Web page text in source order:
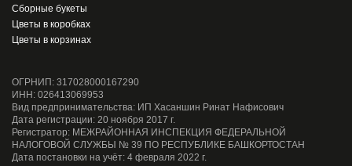
Сборные букеты
Цветы в коробках
Цветы в корзинах
ОГРНИП: 317028000167290
ИНН: 026413069953
Вид предпринимательства: ИП Хасаншин Ринат Нафисович
Дата регистрации: 20 ноября 2017 г.
Регистратор: МЕЖРАЙОННАЯ ИНСПЕКЦИЯ ФЕДЕРАЛЬНОЙ
НАЛОГОВОЙ СЛУЖБЫ № 39 ПО РЕСПУБЛИКЕ БАШКОРТОСТАН
Дата постановки на учёт: 4 февраля 2022 г.